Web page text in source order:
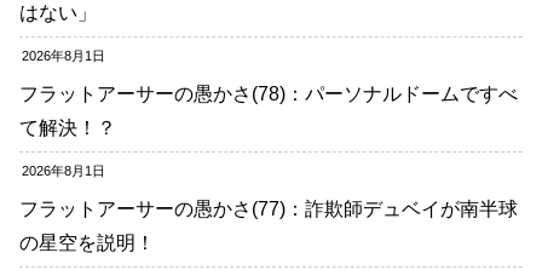
はない」
2026年8月1日
フラットアーサーの愚かさ(78)：パーソナルドームですべ
て解決！？
2026年8月1日
フラットアーサーの愚かさ(77)：詐欺師デュベイが南半球
の星空を説明！